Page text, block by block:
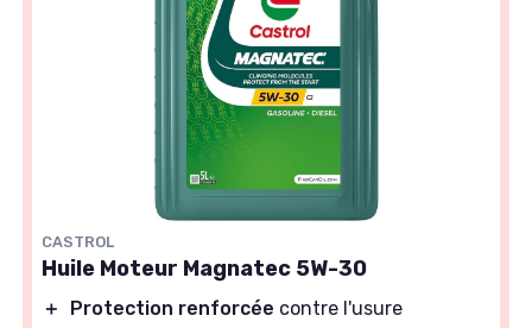
CASTROL
Huile Moteur Magnatec 5W-30
＋ Protection renforcée contre l'usure